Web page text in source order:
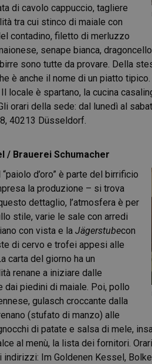
di cavolo cappuccio, tagliere
tra cui stinco di maiale con
contadino, filetto di merluzzo
senape bianca,
sono tutte da provare. Della
è anche il nome di un piatto
locale è spartano, la cucina
orari della sede: dal lunedì al
40213 Düsseldorf.
/ Brauerei Schumacher
d’oro” è parte del birrificio
la produzione – si trova
dettaglio, l’atmosfera è per
stile, varie le sale con arredi
con vista e la Jägerstubecon
di cervo e trofei appesi alle
carta del giorno ha un
renane a iniziare dalle
piedini di maiale. Poi, pollo
gulasch croccante dalla
(stufato di manzo) alle
di patate e salsa di mele,
al menù, la lista dei fornitori.
indirizzi: Im Goldenen Kessel,